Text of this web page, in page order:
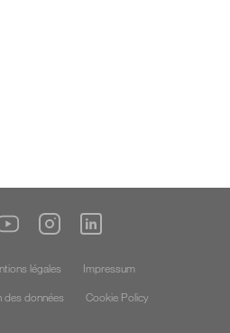
légales
Impressum
des données
Cookie Policy